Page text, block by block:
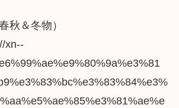
秋＆冬物）
xn--